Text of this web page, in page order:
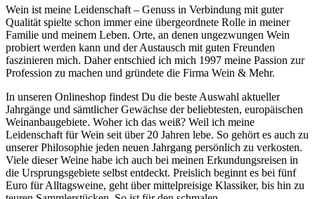
Wein ist meine Leidenschaft – Genuss in Verbindung mit guter
Qualität spielte schon immer eine übergeordnete Rolle in meiner
Familie und meinem Leben. Orte, an denen ungezwungen Wein
probiert werden kann und der Austausch mit guten Freunden
faszinieren mich. Daher entschied ich mich 1997 meine Passion zur
Profession zu machen und gründete die Firma Wein & Mehr.
In unseren Onlineshop findest Du die beste Auswahl aktueller
Jahrgänge und sämtlicher Gewächse der beliebtesten, europäischen
Weinanbaugebiete. Woher ich das weiß? Weil ich meine
Leidenschaft für Wein seit über 20 Jahren lebe. So gehört es auch zu
unserer Philosophie jeden neuen Jahrgang persönlich zu verkosten.
Viele dieser Weine habe ich auch bei meinen Erkundungsreisen in
die Ursprungsgebiete selbst entdeckt. Preislich beginnt es bei fünf
Euro für Alltagsweine, geht über mittelpreisige Klassiker, bis hin zu